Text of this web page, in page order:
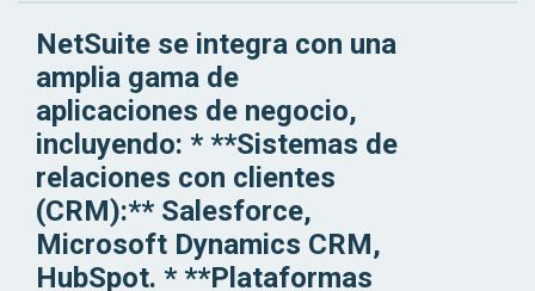
NetSuite se integra con una
amplia gama de
aplicaciones de negocio,
incluyendo: * **Sistemas de
relaciones con clientes
(CRM):** Salesforce,
Microsoft Dynamics CRM,
HubSpot. * **Plataformas